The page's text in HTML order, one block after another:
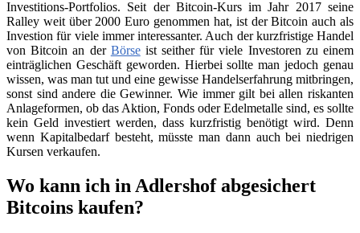
Investitions-Portfolios. Seit der Bitcoin-Kurs im Jahr 2017 seine
Ralley weit über 2000 Euro genommen hat, ist der Bitcoin auch als
Investion für viele immer interessanter. Auch der kurzfristige Handel
von Bitcoin an der Börseist seither für viele Investoren zu einem
einträglichen Geschäft geworden. Hierbei sollte man jedoch genau
wissen, was man tut und eine gewisse Handelserfahrung mitbringen,
sonst sind andere die Gewinner. Wie immer gilt bei allen riskanten
Anlageformen, ob das Aktion, Fonds oder Edelmetalle sind, es sollte
kein Geld investiert werden, dass kurzfristig benötigt wird. Denn
wenn Kapitalbedarf besteht, müsste man dann auch bei niedrigen
Kursen verkaufen.
Wo kann ich in Adlershof abgesichert
Bitcoins kaufen?